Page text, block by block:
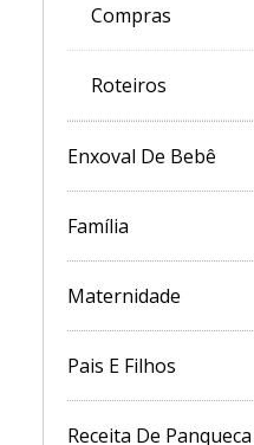
Compras
Roteiros
Enxoval De Bebê
Família
Maternidade
Pais E Filhos
Receita De Panqueca